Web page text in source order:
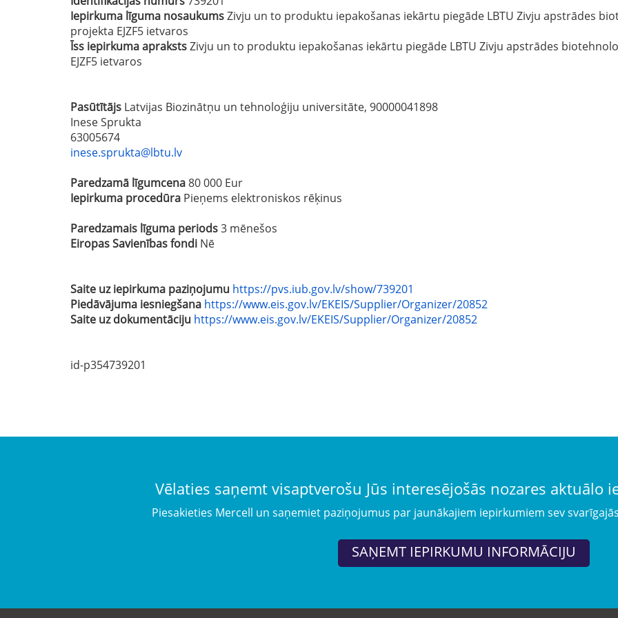
Iepirkuma līguma nosaukumsZivju un to produktu iepakošanas iekārtu piegāde LBTU Zivju apstrādes
projekta EJZF5 ietvaros
Īss iepirkuma aprakstsZivju un to produktu iepakošanas iekārtu piegāde LBTU Zivju apstrādes
EJZF5 ietvaros
Pasūtītājs Latvijas Biozinātņu un tehnoloģiju universitāte, 90000041898
Inese Sprukta
63005674
inese.sprukta@lbtu.lv
Paredzamā līgumcena80 000 Eur
Iepirkuma procedūra Pieņems elektroniskos rēķinus
Paredzamais līguma periods3 mēnešos
Eiropas Savienības fondi Nē
Saite uz iepirkuma paziņojumu https://pvs.iub.gov.lv/show/739201
Piedāvājuma iesniegšana https://www.eis.gov.lv/EKEIS/Supplier/Organizer/20852
Saite uz dokumentāciju https://www.eis.gov.lv/EKEIS/Supplier/Organizer/20852
id-p354739201
Vēlaties saņemt visaptverošu Jūs interesējošās nozares aktuālo
Piesakieties Mercell un saņemiet paziņojumus par jaunākajiem iepirkumiem sev
SAŅEMT IEPIRKUMU INFORMĀCIJU